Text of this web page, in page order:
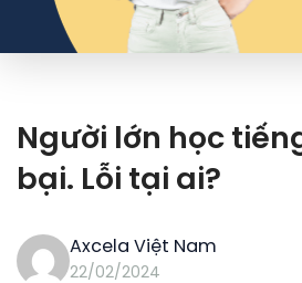
Người lớn học
bại. Lỗi tại ai?
Axcela Việt Nam
22/02/2024